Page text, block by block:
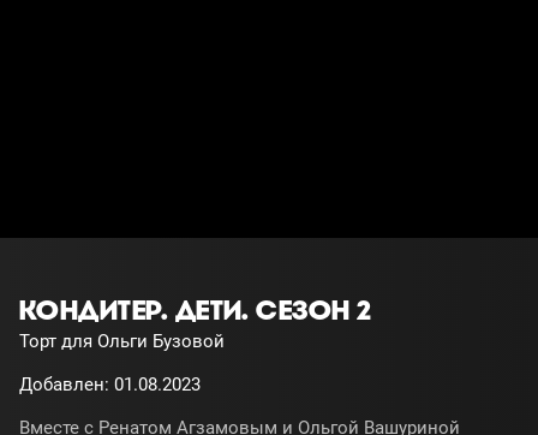
КОНДИТЕР. ДЕТИ. СЕЗОН 2
Торт для Ольги Бузовой
Добавлен: 01.08.2023
Вместе с Ренатом Агзамовым и Ольгой Вашуриной